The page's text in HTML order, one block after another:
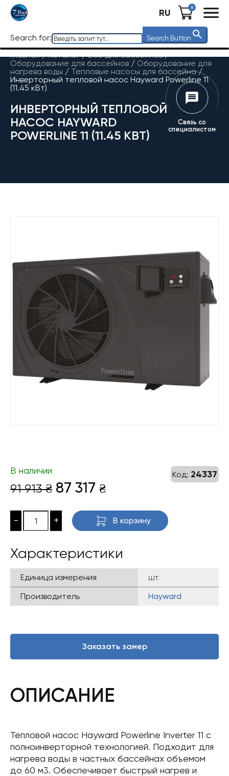
RU 0
Search for: Search Button
Главная / Каталог/Все для бассейнов/
Оборудование для бассейнов / Оборудование для
нагрева воды / Тепловые насосы для бассейна/
Инверторный тепловой насос Hayward Powerline 11
(11.45 кВт)
ИНВЕРТОРНЫЙ ТЕПЛОВОЙ
НАСОС HAYWARD
POWERLINE 11 (11.45 КВТ)
Связь со
специалистом
Код: 24337
В наличии
91 913₴ Первоначальная
составляла
91
913 ₴.
87 317 ₴Текущая
87
317 ₴.
- + В корзину
Характеристики
Единица измерения
шт.
Производитель
Hayward
Заказать замер
ОПИСАНИЕ
Тепловой насос Hayward Powerline Inverter 11 с
полноинверторной технологией. Подходит для
нагрева воды в частных бассейнах объемом
до 60 м3. Обеспечивает быстрый нагрев и